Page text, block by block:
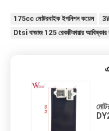
175cc মোটরবাইক ইগনিশন কয়েল
Dtsi বাজাজ 125 রেকটিফায়ার আবিষ্কার